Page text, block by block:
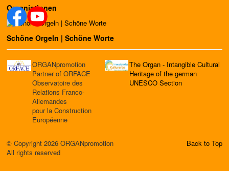
Organistinnen
Schöne Orgeln | Schöne Worte
ORGANpromotion
Partner of ORFACE
Observatoire des
Relations Franco-
Allemandes
pour la Construction
Européenne
The Organ - Intangible Cultural
Heritage of the german
UNESCO Section
© Copyright 2026 ORGANpromotion
All rights reserved
Back to Top